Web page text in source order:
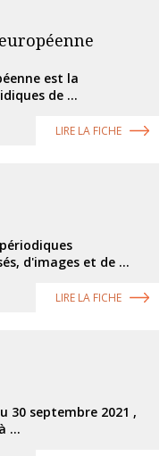
est la
de ...
LIRE LA FICHE
d'images et de ...
LIRE LA FICHE
30 septembre 2021 ,
...